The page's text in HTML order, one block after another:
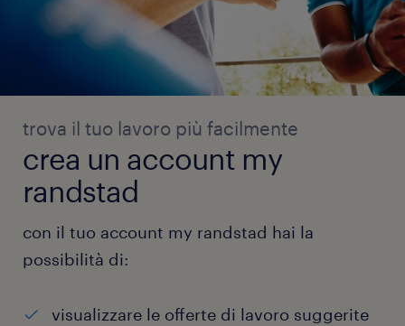
trova il tuo lavoro più facilmente
crea un account my
randstad
con il tuo account my randstad hai la
possibilità di:
visualizzare le offerte di lavoro suggerite